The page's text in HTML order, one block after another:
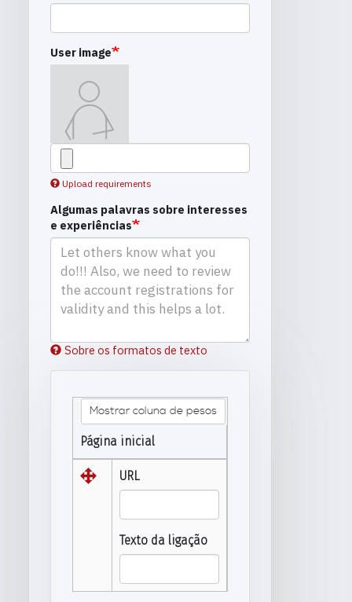
User image
Upload requirements
Algumas palavras sobre interesses
e experiências
Sobre os formatos de texto
Mostrar coluna de pesos
Página inicial
URL
Texto da ligação